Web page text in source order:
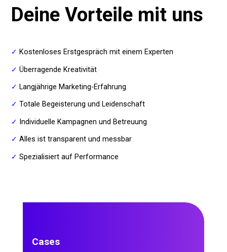
Deine Vorteile mit uns
✓ Kostenloses Erstgespräch mit einem Experten
✓ Überragende Kreativität
✓ Langjährige Marketing-Erfahrung
✓ Totale Begeisterung und Leidenschaft
✓ Individuelle Kampagnen und Betreuung
✓ Alles ist transparent und messbar
✓ Spezialisiert auf Performance
Cases